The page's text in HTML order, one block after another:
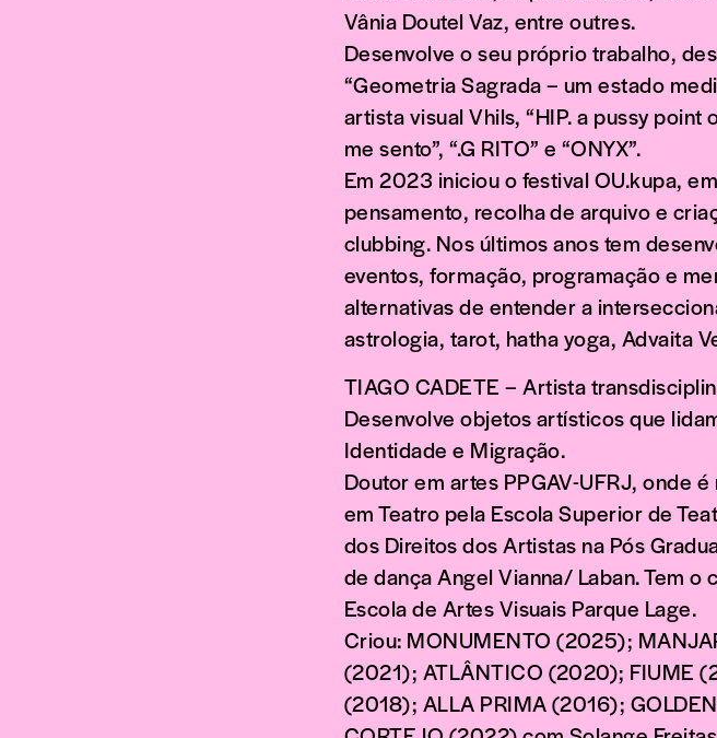
Vânia Doutel Vaz, entre outres.
Desenvolve o seu próprio trabalho,
“Geometria Sagrada – um estado
artista visual Vhils, “HIP. a pussy point
me sento”, “.G RITO” e “ONYX”.
Em 2023 iniciou o festival OU.kupa,
pensamento, recolha de arquivo e
clubbing. Nos últimos anos tem
eventos, formação, programação e
alternativas de entender a
astrologia, tarot, hatha yoga, Advaita
TIAGO CADETE – Artista
Desenvolve objetos artísticos que
Identidade e Migração.
Doutor em artes PPGAV-UFRJ, onde
em Teatro pela Escola Superior de
dos Direitos dos Artistas na Pós
de dança Angel Vianna/ Laban. Tem
Escola de Artes Visuais Parque Lage.
Criou: MONUMENTO (2025);
(2021); ATLÂNTICO (2020); FIUME
(2018); ALLA PRIMA (2016);